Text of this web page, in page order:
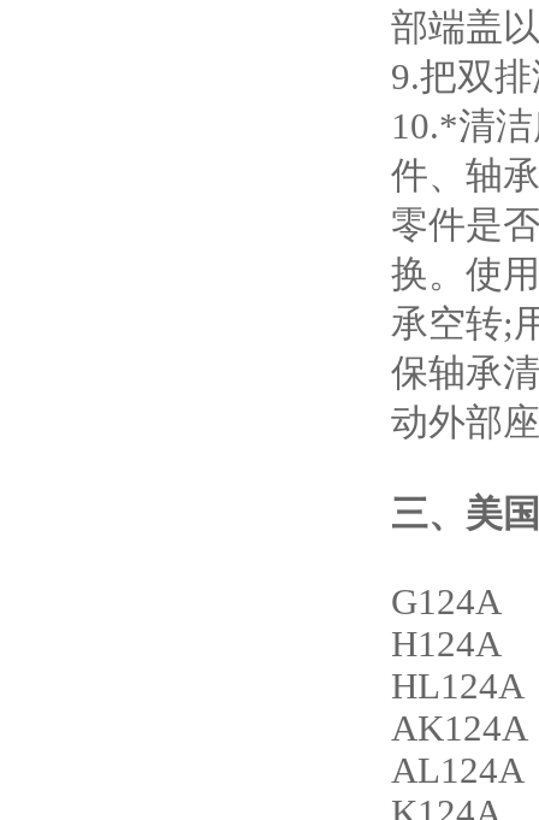
部端盖
9.把双
10.*清
件、轴
零件是
换。使
承空转;
保轴承
动外部
三、 美
G124A
H124A
HL124A
AK124A
AL124A